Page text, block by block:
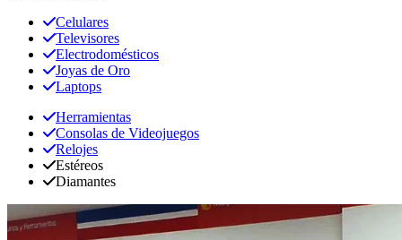
Celulares
Televisores
Electrodomésticos
Joyas de Oro
Laptops
Herramientas
Consolas de Videojuegos
Relojes
Estéreos
Diamantes